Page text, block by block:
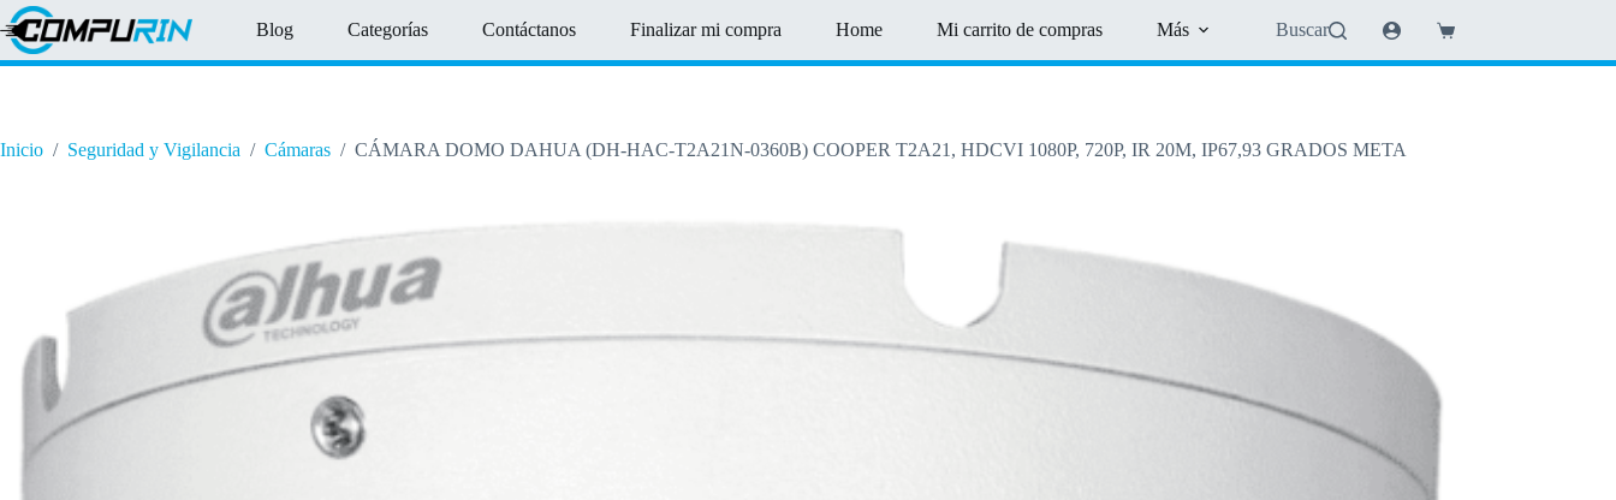
Saltar
al
contenido
Blog Categorías Contáctanos Finalizar mi compra Home Mi carrito de compras Más Buscar
Shopping
cart
Inicio / Seguridad y Vigilancia / Cámaras / CÁMARA DOMO DAHUA (DH-HAC-T2A21N-0360B) COOPER T2A21, HDCVI 1080P, 720P, IR 20M, IP67,93 GRADOS META